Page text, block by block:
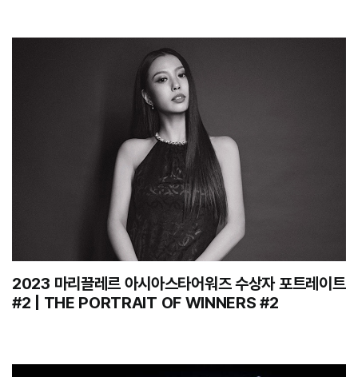
2023 마리끌레르 아시아스타어워즈 수상자 포트레이트
#2 | THE PORTRAIT OF WINNERS #2